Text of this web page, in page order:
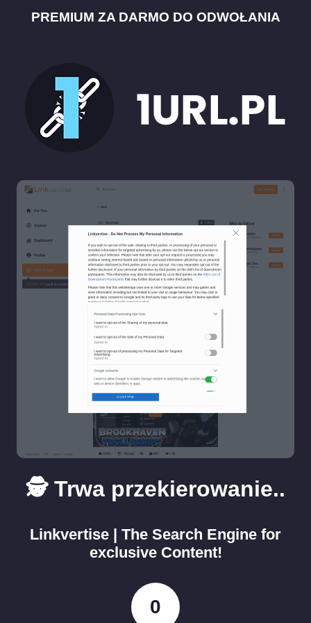
PREMIUM ZA DARMO DO ODWOŁANIA
🕵️ Trwa przekierowanie..
Linkvertise | The Search Engine for
exclusive Content!
0